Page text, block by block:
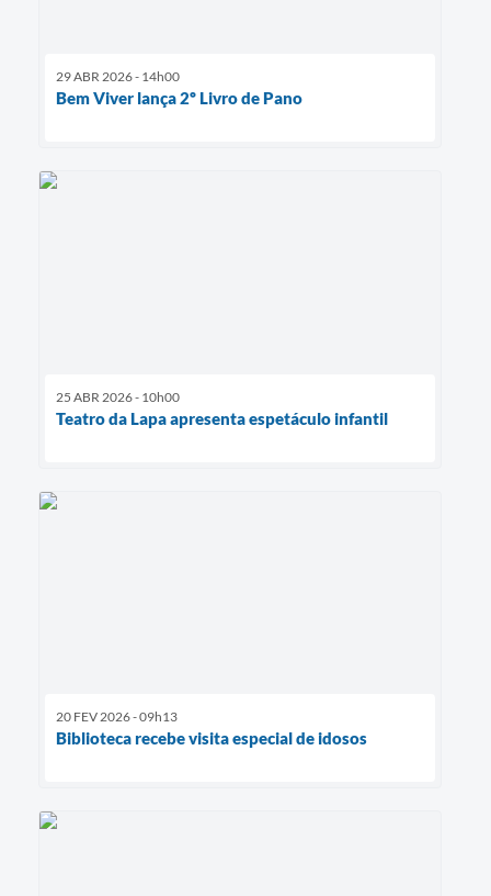
29 ABR 2026 - 14h00
Bem Viver lança 2º Livro de Pano
25 ABR 2026 - 10h00
Teatro da Lapa apresenta espetáculo infantil
20 FEV 2026 - 09h13
Biblioteca recebe visita especial de idosos